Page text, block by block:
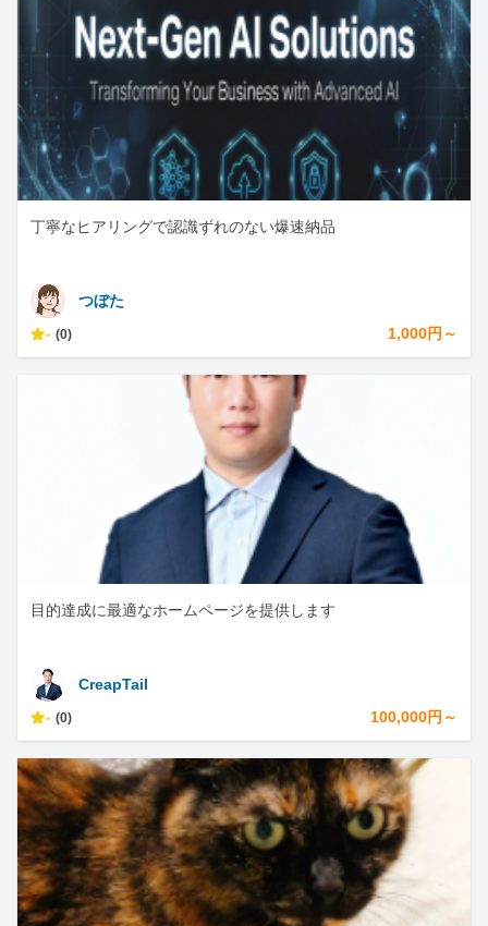
丁寧なヒアリングで認識ずれのない爆速納品
つぼた
- (0) 1,000円～
目的達成に最適なホームページを提供します
CreapTail
- (0) 100,000円～